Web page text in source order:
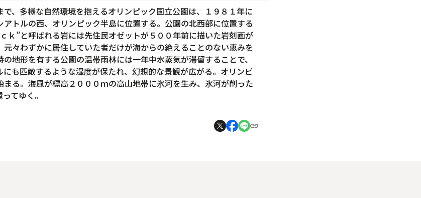
、多様な自然環境を抱えるオリンピック国立公園は、１９８１年に
トルの西、オリンピック半島に位置する。公園の北西部に位置する
”と呼ばれる岩には先住民オゼットが５００年前に描いた岩刻画が
々わずかに居住していた者だけが海からの絶えることのない恵みを
地形を有する公園の温帯雨林には一年中水蒸気が滞留することで、
も匹敵するような湿度が保たれ、幻想的な景観が広がる。オリンピ
る。海風が標高２０００ｍの高山地帯に氷河を生み、氷河が削った
てゆく。